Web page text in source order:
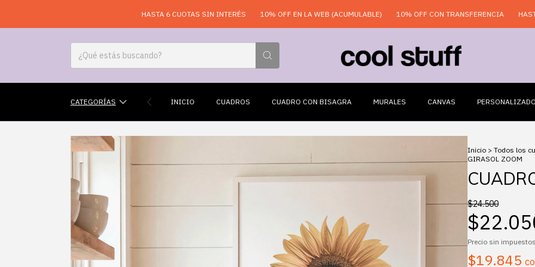
HASTA 6 CUOTAS SIN INTERÉS 10% OFF EN LA WEB (ACUMULABLE) 10% OFF CON TRANSFERENCIA HASTA 6
CATEGORÍAS INICIO CUADROS CUADRO CON BISAGRA MURALES CANVAS
Inicio > Todos los
GIRASOL ZOOM
$24.500
Precio sin impuestos
$19.845